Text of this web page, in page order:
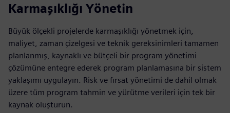
Karmaşıklığı Yönetin
Büyük ölçekli projelerde karmaşıklığı yönetmek için,
maliyet, zaman çizelgesi ve teknik gereksinimleri tamamen
planlanmış, kaynaklı ve bütçeli bir program yönetimi
çözümüne entegre ederek program planlamasına bir sistem
yaklaşımı uygulayın. Risk ve fırsat yönetimi de dahil olmak
üzere tüm program tahmin ve yürütme verileri için tek bir
kaynak oluşturun.